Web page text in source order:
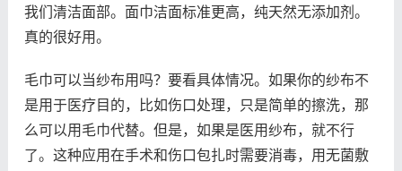
我们清洁面部。面巾洁面标准更高，纯天然无添加剂。
真的很好用。
毛巾可以当纱布用吗？要看具体情况。如果你的纱布不
是用于医疗目的，比如伤口处理，只是简单的擦洗，那
么可以用毛巾代替。但是，如果是医用纱布，就不行
了。这种应用在手术和伤口包扎时需要消毒，用无菌敷